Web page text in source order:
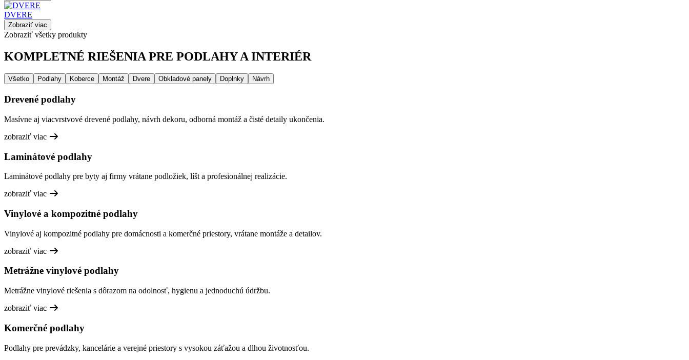
DVERE
Zobraziť viac
Zobraziť všetky produkty
KOMPLETNÉ RIEŠENIA PRE PODLAHY A INTERIÉR
Všetko Podlahy Koberce Montáž Dvere Obkladové panely Doplnky Návrh
Drevené podlahy
Masívne aj viacvrstvové drevené podlahy, návrh dekoru, odborná montáž a čisté detaily ukončenia.
zobraziť viac
Laminátové podlahy
Laminátové podlahy pre byty aj firmy vrátane podložiek, líšt a profesionálnej realizácie.
zobraziť viac
Vinylové a kompozitné podlahy
Vinylové aj kompozitné podlahy pre domácnosti a komerčné priestory, vrátane montáže a detailov.
zobraziť viac
Metrážne vinylové podlahy
Metrážne vinylové riešenia s dôrazom na odolnosť, hygienu a jednoduchú údržbu.
zobraziť viac
Komerčné podlahy
Podlahy pre prevádzky, kancelárie a verejné priestory s vysokou záťažou a dlhou životnosťou.